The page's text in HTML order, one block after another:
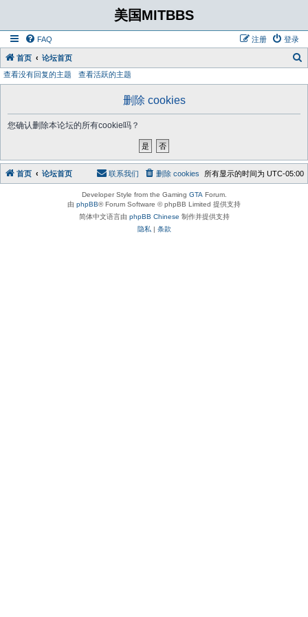
美国MITBBS
FAQ 登录
注册
首页 论坛首页
查看没有回复的主题 查看活跃的主题
删除 cookies
您确认删除本论坛的所有cookie吗？
首页 论坛首页 所有显示的时间为 UTC-05:00
删除 cookies
联系我们
Developer Style from the Gaming GTA Forum.
由 phpBB® Forum Software © phpBB Limited 提供支持
简体中文语言由 phpBB Chinese 制作并提供支持
隐私 | 条款